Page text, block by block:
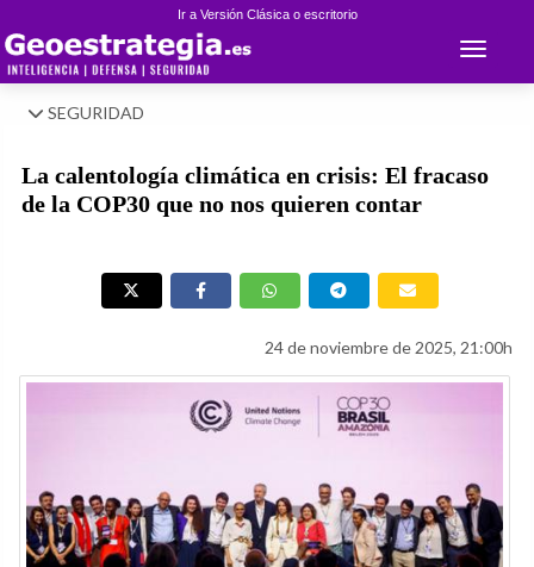
Ir a Versión Clásica o escritorio
Toggle
SEGURIDAD
La calentología climática en crisis: El fracaso
de la COP30 que no nos quieren contar
24 de noviembre de 2025, 21:00h